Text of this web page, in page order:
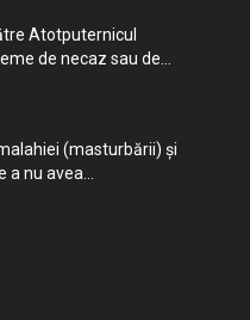
Atotputernicul
de necaz sau de...
(masturbării) şi
a nu avea...